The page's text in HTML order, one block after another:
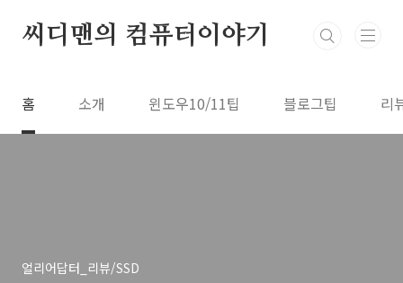
씨디맨의 컴퓨터이야기
홈 소개 윈도우10/11팁 블로그팁 리
얼리어답터_리뷰/SSD